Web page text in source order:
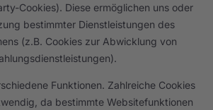
Cookies). Diese ermöglichen uns oder
bestimmter Dienstleistungen des
(z.B. Cookies zur Abwicklung von
Funktionen. Zahlreiche Cookies
da bestimmte Websitefunktionen